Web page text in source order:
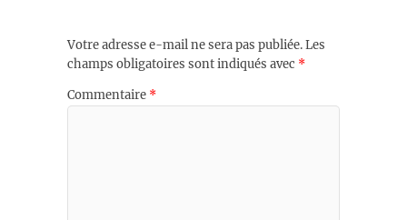
Votre adresse e-mail ne sera pas publiée.Les
champs obligatoires sont indiqués avec *
Commentaire *